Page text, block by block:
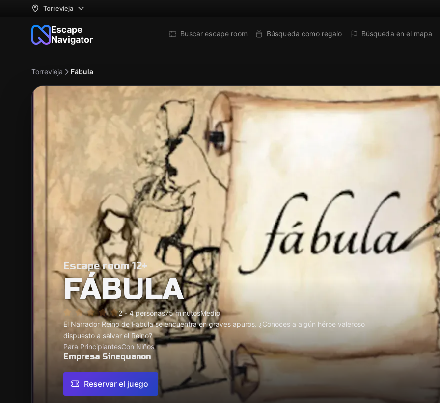
Torrevieja
Escape
Navigator
Buscar escape room Búsqueda como regalo Búsqueda en el mapa
Torrevieja Fábula
Escape room 12+
FÁBULA
2 - 4 personas75 minutosMedio
El Narrador Reino de Fábula se encuentra en graves apuros. ¿Conoces a algún héroe valeroso
dispuesto a salvar el Reino?
Para PrincipiantesCon Niños
Empresa Sinequanon
Reservar el juego